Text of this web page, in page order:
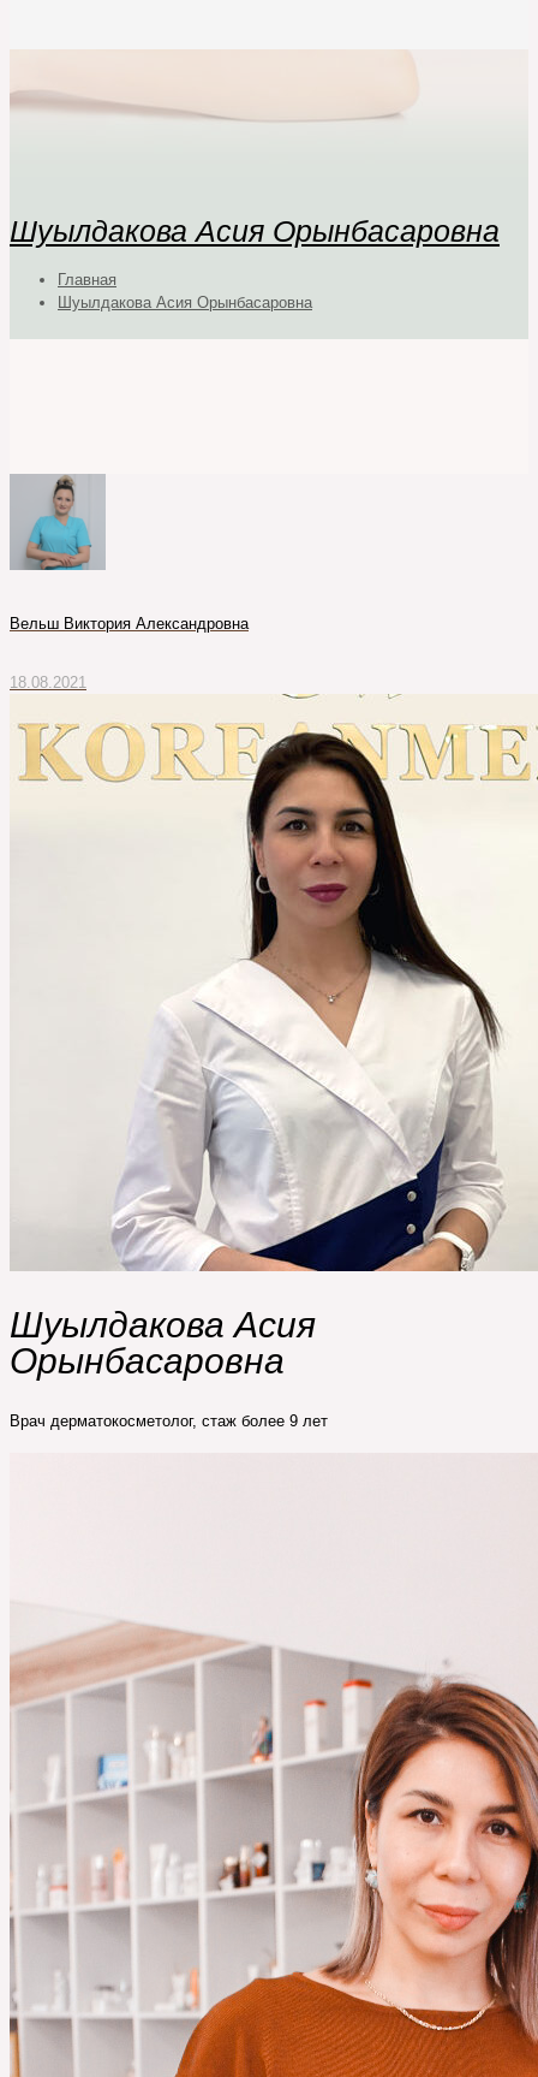
Шуылдакова Асия Орынбасаровна
Главная
Шуылдакова Асия Орынбасаровна
Вельш Виктория Александровна
18.08.2021
Шуылдакова Асия
Орынбасаровна
Врач дерматокосметолог, стаж более 9 лет